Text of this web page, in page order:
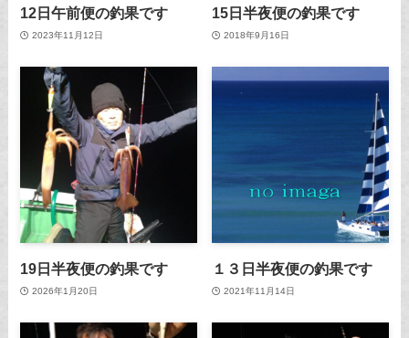
12日午前便の釣果です
2023年11月12日
15日半夜便の釣果です
2018年9月16日
19日半夜便の釣果です
2026年1月20日
１３日半夜便の釣果です
2021年11月14日